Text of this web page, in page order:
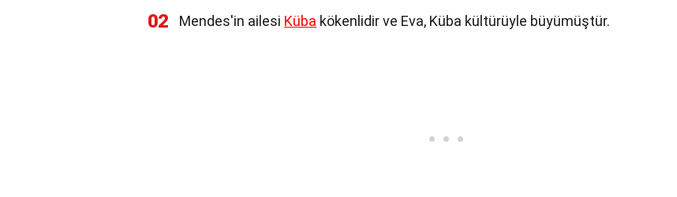
02 Mendes'in ailesi Küba kökenlidir ve Eva, Küba kültürüyle büyümüştür.